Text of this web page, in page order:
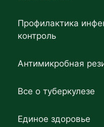
Профилактика
контроль
Антимикробная
Все о туберкулезе
Единое здоровье